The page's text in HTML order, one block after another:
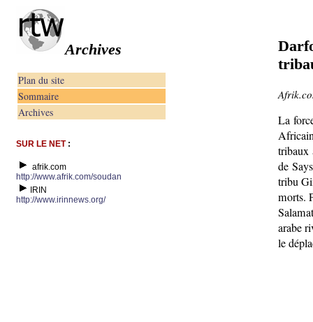
Archives
Plan du site
Sommaire
Archives
SUR LE NET:
afrik.com
http://www.afrik.com/soudan
IRIN
http://www.irinnews.org/
La
de
tribu
morts.
arabe
le